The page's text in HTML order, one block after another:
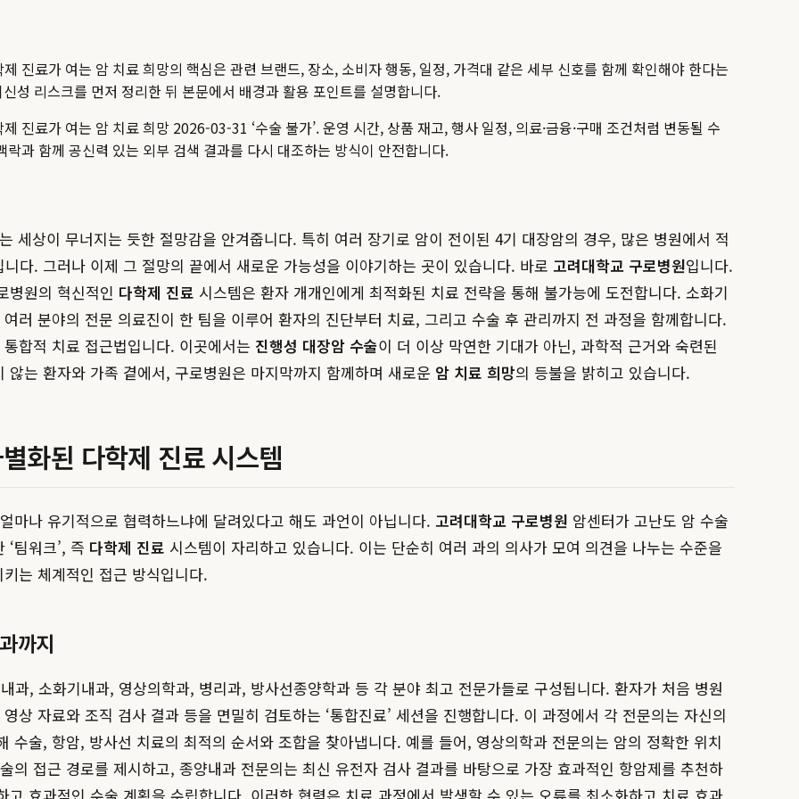
진료가 여는 암 치료 희망의 핵심은 관련 브랜드, 장소, 소비자 행동, 일정, 가격대 같은 세부 신호를 함께 확인해야 한다는
성 리스크를 먼저 정리한 뒤 본문에서 배경과 활용 포인트를 설명합니다.
진료가 여는 암 치료 희망 2026-03-31 ‘수술 불가’.운영 시간, 상품 재고, 행사 일정, 의료·금융·구매 조건처럼 변동될 수
과 함께 공신력 있는 외부 검색 결과를 다시 대조하는 방식이 안전합니다.
세상이 무너지는 듯한 절망감을 안겨줍니다. 특히 여러 장기로 암이 전이된 4기 대장암의 경우, 많은 병원에서 적
다. 그러나 이제 그 절망의 끝에서 새로운 가능성을 이야기하는 곳이 있습니다. 바로 고려대학교 구로병원입니다.
병원의 혁신적인 다학제 진료 시스템은 환자 개개인에게 최적화된 치료 전략을 통해 불가능에 도전합니다. 소화기
러 분야의 전문 의료진이 한 팀을 이루어 환자의 진단부터 치료, 그리고 수술 후 관리까지 전 과정을 함께합니다.
합적 치료 접근법입니다. 이곳에서는 진행성 대장암 수술이 더 이상 막연한 기대가 아닌, 과학적 근거와 숙련된
는 환자와 가족 곁에서, 구로병원은 마지막까지 함께하며 새로운 암 치료 희망의 등불을 밝히고 있습니다.
화된 다학제 진료 시스템
마나 유기적으로 협력하느냐에 달려있다고 해도 과언이 아닙니다. 고려대학교 구로병원 암센터가 고난도 암 수술
팀워크’, 즉 다학제 진료 시스템이 자리하고 있습니다. 이는 단순히 여러 과의 의사가 모여 의견을 나누는 수준을
는 체계적인 접근 방식입니다.
까지
과, 소화기내과, 영상의학과, 병리과, 방사선종양학과 등 각 분야 최고 전문가들로 구성됩니다. 환자가 처음 병원
상 자료와 조직 검사 결과 등을 면밀히 검토하는 ‘통합진료’ 세션을 진행합니다. 이 과정에서 각 전문의는 자신의
수술, 항암, 방사선 치료의 최적의 순서와 조합을 찾아냅니다. 예를 들어, 영상의학과 전문의는 암의 정확한 위치
의 접근 경로를 제시하고, 종양내과 전문의는 최신 유전자 검사 결과를 바탕으로 가장 효과적인 항암제를 추천하